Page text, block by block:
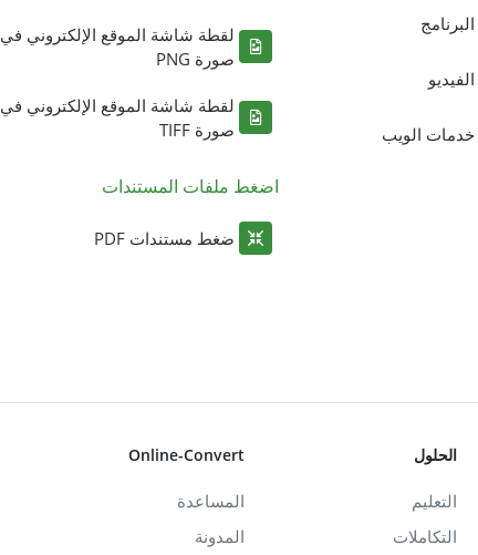
خدمات الويب
لقطة شاشة الموقع الإلكتروني في
صورة PNG
لقطة شاشة الموقع الإلكتروني في
صورة TIFF
اضغط ملفات المستندات
ضغط مستندات PDF
الحلول
التعليم
التكاملات
Online-Convert
المساعدة
المدونة